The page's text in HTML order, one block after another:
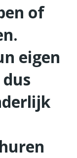
of
eigen